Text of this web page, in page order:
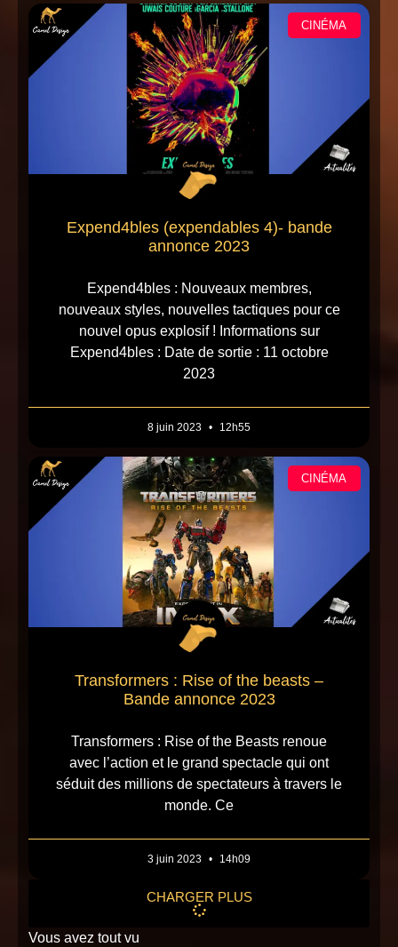
CINÉMA
Expend4bles (expendables 4)- bande
annonce 2023
Expend4bles : Nouveaux membres,
nouveaux styles, nouvelles tactiques pour ce
nouvel opus explosif ! Informations sur
Expend4bles : Date de sortie : 11 octobre
2023
8 juin 2023 12h55
CINÉMA
Transformers : Rise of the beasts –
Bande annonce 2023
Transformers : Rise of the Beasts renoue
avec l’action et le grand spectacle qui ont
séduit des millions de spectateurs à travers le
monde. Ce
3 juin 2023 14h09
CHARGER PLUS
Vous avez tout vu